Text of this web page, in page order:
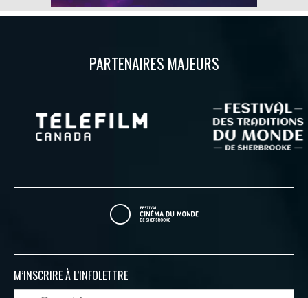
PARTENAIRES MAJEURS
M’INSCRIRE À L’INFOLETTRE